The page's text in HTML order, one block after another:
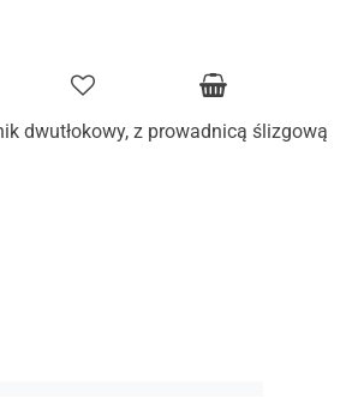
dwutłokowy, z prowadnicą ślizgową